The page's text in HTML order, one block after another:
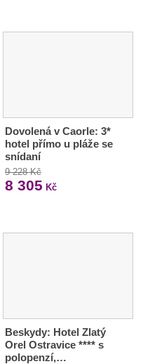
Dovolená v Caorle: 3*
hotel přímo u pláže se
snídaní
9 228 Kč
8 305 Kč
Beskydy: Hotel Zlatý
Orel Ostravice **** s
polopenzí,…